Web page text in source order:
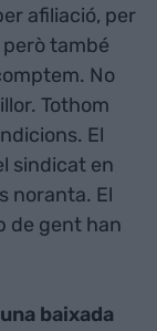
afiliació, per
també
No
Tothom
El
sindicat en
noranta. El
de gent han
baixada